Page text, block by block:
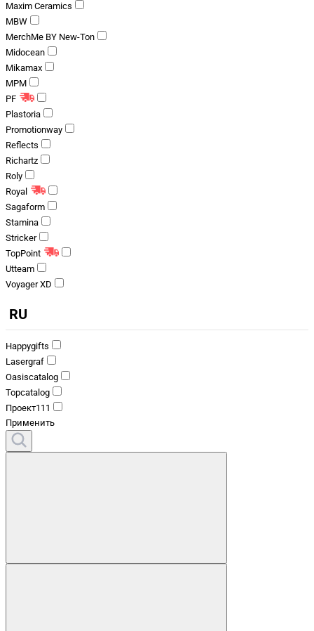
Maxim Ceramics
MBW
MerchMe BY New-Ton
Midocean
Mikamax
MPM
PF
Plastoria
Promotionway
Reflects
Richartz
Roly
Royal
Sagaform
Stamina
Stricker
TopPoint
Utteam
Voyager XD
RU
Happygifts
Lasergraf
Oasiscatalog
Topcatalog
Проект111
Применить